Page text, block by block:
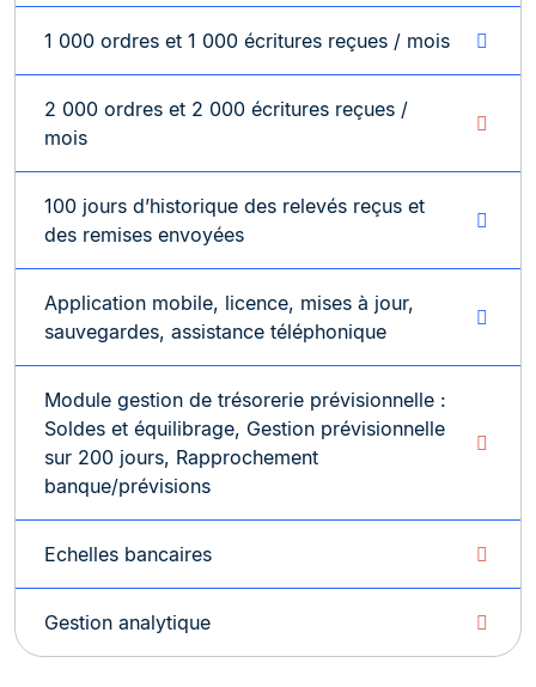
1 000 ordres et 1 000 écritures reçues / mois
2 000 ordres et 2 000 écritures reçues /
mois
100 jours d’historique des relevés reçus et
des remises envoyées
Application mobile, licence, mises à jour,
sauvegardes, assistance téléphonique
Module gestion de trésorerie prévisionnelle :
Soldes et équilibrage, Gestion prévisionnelle
sur 200 jours, Rapprochement
banque/prévisions
Echelles bancaires
Gestion analytique